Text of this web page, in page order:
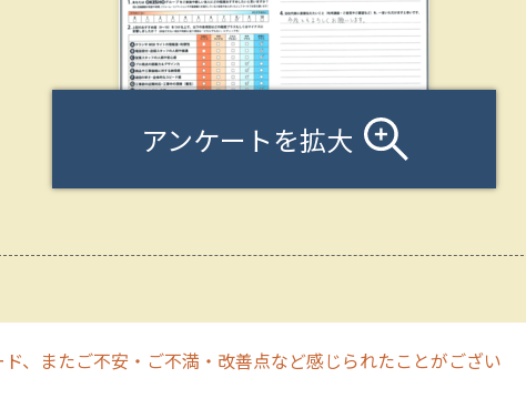
アンケートを拡大
、またご不安・ご不満・改善点など感じられたことがござい